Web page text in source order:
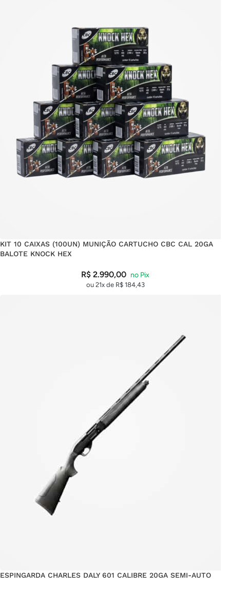
KIT 10 CAIXAS (100UN) MUNIÇÃO CARTUCHO CBC CAL 20GA
BALOTE KNOCK HEX
R$2.990,00
ou 21x de R$184,43
ESPINGARDA CHARLES DALY 601 CALIBRE 20GA SEMI-AUTO